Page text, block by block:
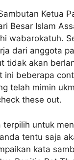
Ketua
Besar Islam
wabarokatuh.
dari anggota
tidak akan
ini beberapa
telah mimin
these out.
terpilih untuk
tentu saja
kata